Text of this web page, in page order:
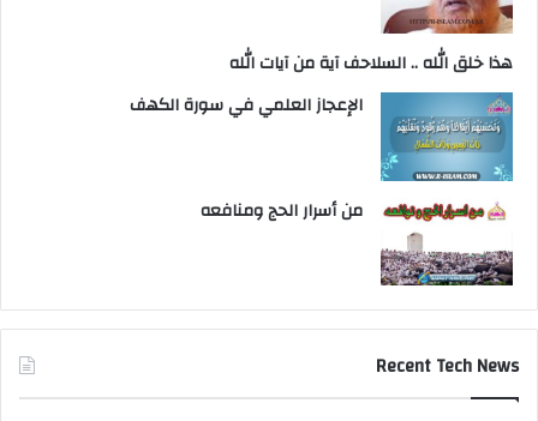
هذا خلق الله .. السلاحف آية من آيات الله
الإعجاز العلمي في سورة الكهف
من أسرار الحج ومنافعه
Recent Tech News